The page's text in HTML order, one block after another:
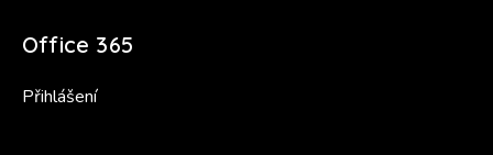
Office 365
Přihlášení